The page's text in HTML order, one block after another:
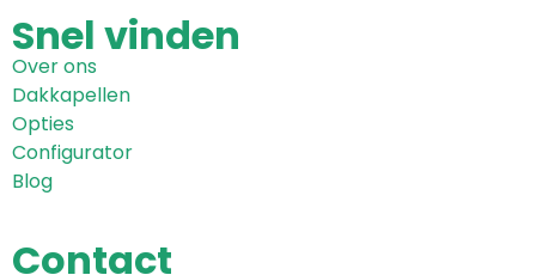
Snel vinden
Over ons
Dakkapellen
Opties
Configurator
Blog
Contact